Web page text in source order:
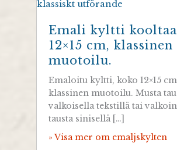
Emali kyltti
12×15 cm, klassinen
muotoilu.
Emaloitu kyltti, koko 12×15
klassinen muotoilu. Musta
valkoisella tekstillä tai
tausta sinisellä […]
» Visa mer om emaljskylten